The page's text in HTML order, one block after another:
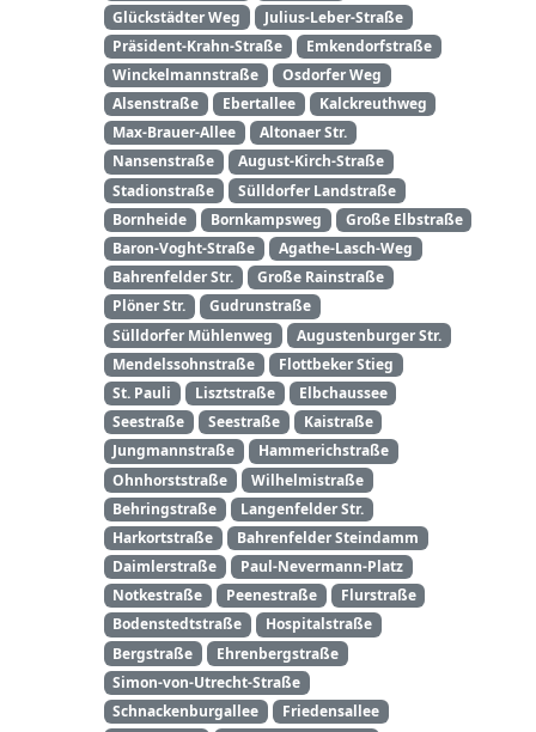
Glückstädter Weg
Julius-Leber-Straße
Präsident-Krahn-Straße
Emkendorfstraße
Winckelmannstraße
Osdorfer Weg
Alsenstraße
Ebertallee
Kalckreuthweg
Max-Brauer-Allee
Altonaer Str.
Nansenstraße
August-Kirch-Straße
Stadionstraße
Sülldorfer Landstraße
Bornheide
Bornkampsweg
Große Elbstraße
Baron-Voght-Straße
Agathe-Lasch-Weg
Bahrenfelder Str.
Große Rainstraße
Plöner Str.
Gudrunstraße
Sülldorfer Mühlenweg
Augustenburger Str.
Mendelssohnstraße
Flottbeker Stieg
St. Pauli
Lisztstraße
Elbchaussee
Seestraße
Seestraße
Kaistraße
Jungmannstraße
Hammerichstraße
Ohnhorststraße
Wilhelmistraße
Behringstraße
Langenfelder Str.
Harkortstraße
Bahrenfelder Steindamm
Daimlerstraße
Paul-Nevermann-Platz
Notkestraße
Peenestraße
Flurstraße
Bodenstedtstraße
Hospitalstraße
Bergstraße
Ehrenbergstraße
Simon-von-Utrecht-Straße
Schnackenburgallee
Friedensallee